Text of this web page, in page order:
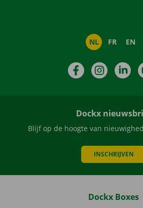
NL FR EN
FacebookInstagram
Dockx
Blijf op de hoogte van
INSCHRIJVEN
Dockx Boxes